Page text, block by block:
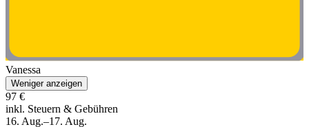
Vanessa
Weniger anzeigen
97 €
inkl. Steuern & Gebühren
16. Aug.–17. Aug.